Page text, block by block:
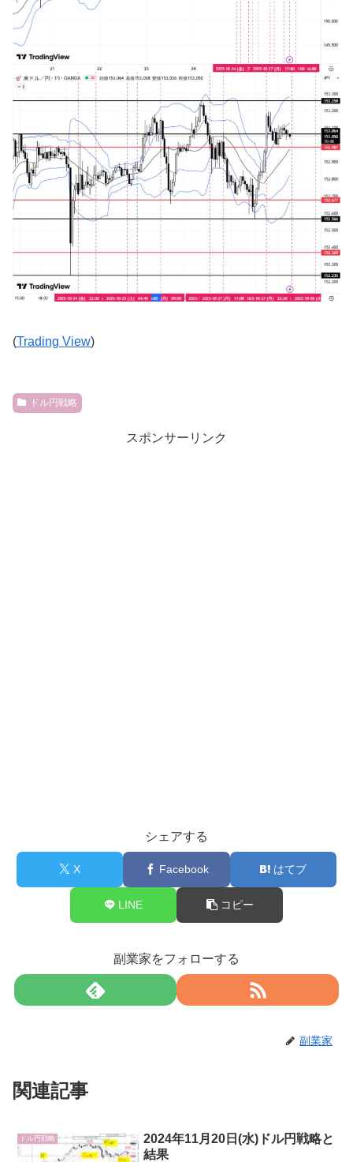
(Trading View)
ドル円戦略
スポンサーリンク
シェアする
X Facebook はてブ
LINE コピー
副業家をフォローする
副業家
関連記事
ドル円戦略
2024年11月20日(水)ドル円戦略と
結果